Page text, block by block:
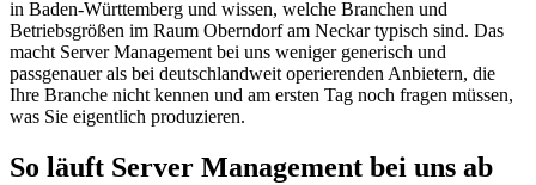
in Baden-Württemberg und wissen, welche Branchen und
Betriebsgrößen im Raum Oberndorf am Neckar typisch sind. Das
macht Server Management bei uns weniger generisch und
passgenauer als bei deutschlandweit operierenden Anbietern, die
Ihre Branche nicht kennen und am ersten Tag noch fragen müssen,
was Sie eigentlich produzieren.
So läuft Server Management bei uns ab